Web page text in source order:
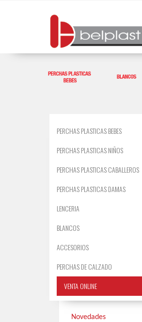
PERCHAS PLASTICAS BEBES
PERCHAS PLASTICAS NIÑOS
PERCHAS PLASTICAS CABALLEROS
PERCHAS PLASTICAS DAMAS
LENCERIA
BLANCOS
ACCESORIOS
PERCHAS DE CALZADO
VENTA ONLINE
Novedades